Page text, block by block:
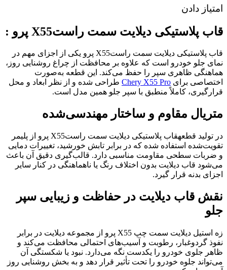
امتیاز دادن
قاب پلاستیکی دیلایت سمت راستX55 پرو :
قاب پلاستیکی دیلایت سمت راستX55 پرو یکی از اجزای مهم در
نمای جلو خودرو است که علاوه بر محافظت از چراغ روشنایی روز،
هماهنگی ظاهری سپر را حفظ می‌کند. این قطعه به‌صورت
اختصاصی برای Chery X55 Pro طراحی شده و از نظر ابعاد و محل
قرارگیری، کاملاً منطبق با سپر جلو همین مدل است.
متریال مقاوم و ساختار مهندسی‌شده
در تولید قطعهقاب پلاستیکی دیلایت سمت راستX55 پرو از پلیمر
تقویت‌شده استفاده شده که در برابر تابش خورشید، تغییرات دمایی
و ضربات سطحی مقاومت مناسبی دارد. قالب‌گیری دقیق آن باعث
می‌شود قاب دیلایت بدون اختلاف رنگ یا ناهماهنگی در کنار سایر
اجزای بدنه قرار گیرد.
نقش قاب دیلایت در حفاظت و زیبایی سپر
جلو
زه استیل دیلایت سمت چپ X55 پرو از مجموعه دیلایت در برابر
نفوذ گردوغبار، رطوبت و آسیب‌های احتمالی محافظت می‌کند و
ظاهر جلوی خودرو را یکدست نگه می‌دارد. نبود یا شکستگی آن
می‌تواند جلوه خودرو را تحت تأثیر قرار دهد و به بخش روشنایی روز